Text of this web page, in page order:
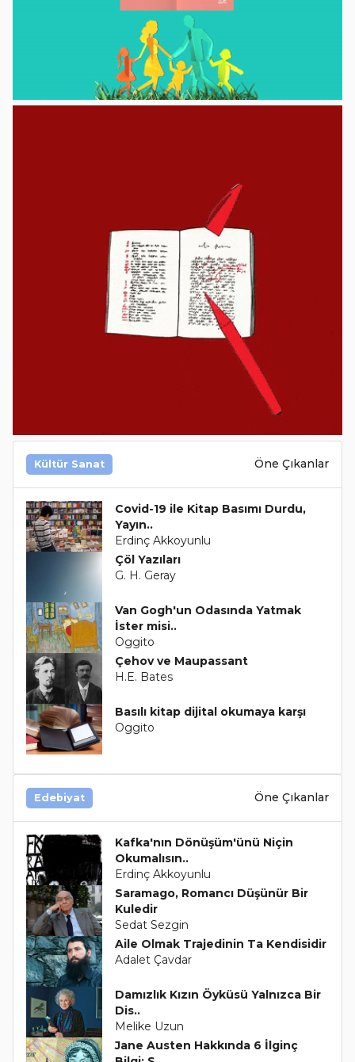
Kültür Sanat Öne Çıkanlar
Covid-19 ile Kitap Basımı Durdu,
Yayın..
Erdinç Akkoyunlu
Çöl Yazıları
G. H. Geray
Van Gogh'un Odasında Yatmak
İster misi..
Oggito
Çehov ve Maupassant
H.E. Bates
Basılı kitap dijital okumaya karşı
Oggito
Edebiyat Öne Çıkanlar
Kafka'nın Dönüşüm'ünü Niçin
Okumalısın..
Erdinç Akkoyunlu
Saramago, Romancı Düşünür Bir
Kuledir
Sedat Sezgin
Aile Olmak Trajedinin Ta Kendisidir
Adalet Çavdar
Damızlık Kızın Öyküsü Yalnızca Bir
Dis..
Melike Uzun
Jane Austen Hakkında 6 İlginç